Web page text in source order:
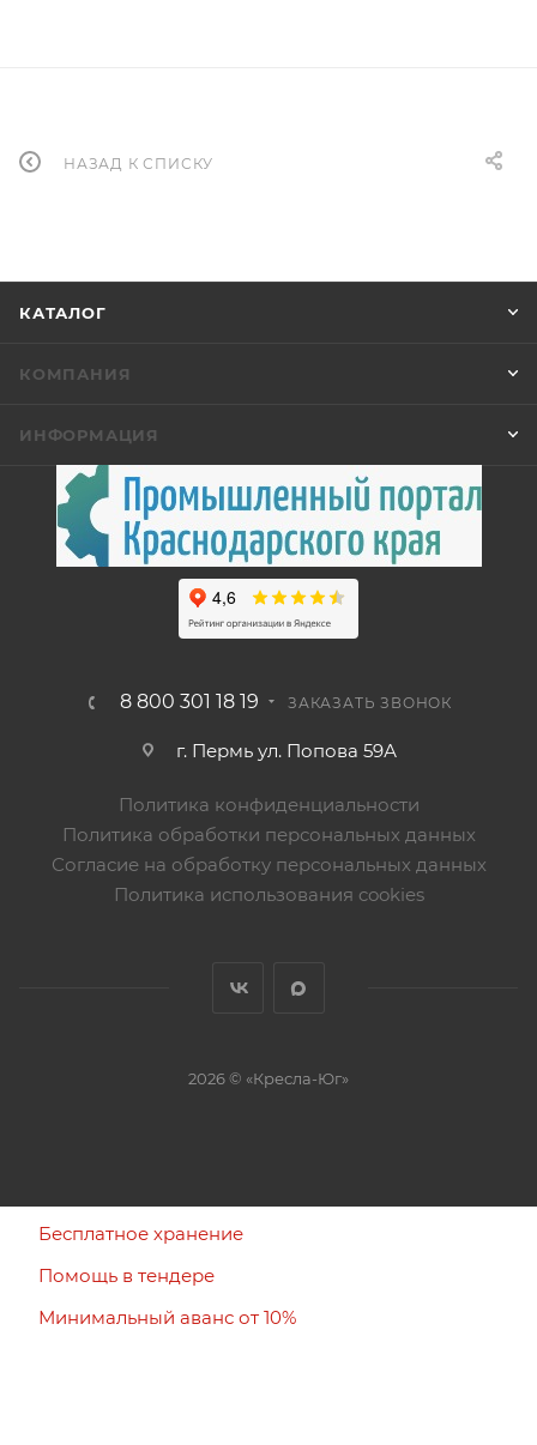
НАЗАД К СПИСКУ
КАТАЛОГ
КОМПАНИЯ
ИНФОРМАЦИЯ
8 800 301 18 19 ЗАКАЗАТЬ ЗВОНОК
г. Пермь ул. Попова 59А
Политика конфиденциальности
Политика обработки персональных данных
Согласие на обработку персональных данных
Политика использования cookies
2026 © «Кресла-Юг»
Бесплатное хранение
Помощь в тендере
Минимальный аванс от 10%